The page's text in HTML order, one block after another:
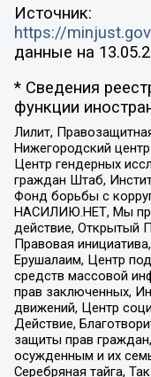
Источник:
https://
данные на
* Сведения
функции
Лилит,
Нижегородский
Центр гендерных
граждан Штаб,
Фонд борьбы с
НАСИЛИЮ.НЕТ, Мы
действие, Открытый
Правовая
Ерушалаим, Центр
средств массовой
прав заключенных,
движений, Центр
Действие,
защиты прав
осужденным и их
Серебряная тайга,